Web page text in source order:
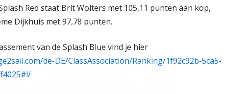
Red staat Brit Wolters met 105,11 punten aan kop,
Dijkhuis met 97,78 punten.
van de Splash Blue vind je hier
de-DE/ClassAssociation/Ranking/1f92c92b-5ca5-